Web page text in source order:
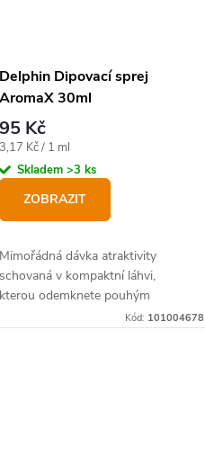
Delphin Dipovací sprej
AromaX 30ml
95 Kč
Měrná
cena:
3,17 Kč / 1 ml
Skladem >3 ks
ZOBRAZIT
Mimořádná dávka atraktivity
schovaná v kompaktní láhvi,
kterou odemknete pouhým
jedním stisknutím prstu.Kód: 101004678